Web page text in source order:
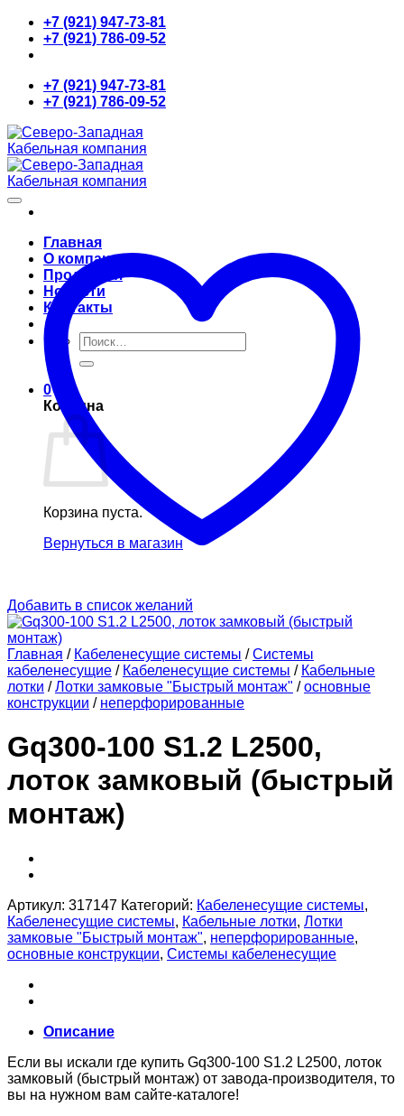
Skip
content
+7 (921) 947-73-81
+7 (921) 786-09-52
+7 (921) 947-73-81
+7 (921) 786-09-52
Главная
О компании
Продукция
Новости
Контакты
Искать:
0
Корзина
Корзина пуста.
Вернуться в магазин
Добавить в список желаний
Главная / Кабеленесущие системы / Системы
кабеленесущие / Кабеленесущие системы / Кабельные
лотки / Лотки замковые "Быстрый монтаж" / основные
конструкции / неперфорированные
Gq300-100 S1.2 L2500,
лоток замковый (быстрый
монтаж)
Артикул: 317147 Категорий: Кабеленесущие системы,
Кабеленесущие системы, Кабельные лотки, Лотки
замковые "Быстрый монтаж", неперфорированные,
основные конструкции, Системы кабеленесущие
Описание
Если вы искали где купить Gq300-100 S1.2 L2500, лоток
замковый (быстрый монтаж) от завода-производителя, то
вы на нужном вам сайте-каталоге!